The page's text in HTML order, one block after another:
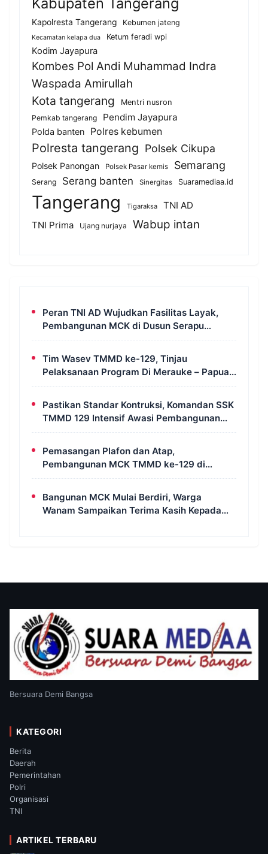
Kapolresta Tangerang Kebumen jateng
Kecamatan kelapa dua Ketum feradi wpi
Kodim Jayapura
Kombes Pol Andi Muhammad Indra
Waspada Amirullah
Kota tangerang
Mentri nusron
Pemkab tangerang
Pendim Jayapura
Polda banten Polres kebumen
Polresta tangerang Polsek Cikupa
Polsek Panongan Polsek Pasar kemis Semarang
Serang Serang banten Sinergitas Suaramediaa.id
Tangerang Tigaraksa
TNI AD
TNI Prima
Ujang nurjaya Wabup intan
Peran TNI AD Wujudkan Fasilitas Layak,
Pembangunan MCK di Dusun Serapu
Rampung Dikerjakan
Tim Wasev TMMD ke-129, Tinjau
Pelaksanaan Program Di Merauke – Papua
Selatan
Pastikan Standar Kontruksi, Komandan SSK
TMMD 129 Intensif Awasi Pembangunan
MCK di Wanam
Pemasangan Plafon dan Atap,
Pembangunan MCK TMMD ke-129 di
Kampung Wanam Hampir Rampung
Bangunan MCK Mulai Berdiri, Warga
Wanam Sampaikan Terima Kasih Kepada
Bersuara Demi Bangsa
KATEGORI
Berita
Daerah
Pemerintahan
Polri
Organisasi
TNI
ARTIKEL TERBARU